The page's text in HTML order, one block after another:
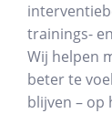
trainings-
Wij helpen
beter te
blijven – op